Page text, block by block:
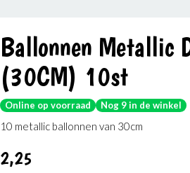
Ballonnen Metallic
(30CM) 10st
Online op voorraad Nog 9 in de winkel
10 metallic ballonnen van 30cm
2,25